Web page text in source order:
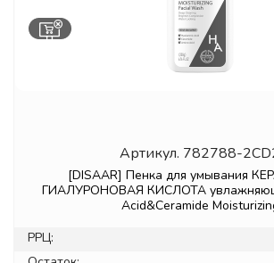
Артикул. 782788-
[DISAAR] Пенка для умывания
ГИАЛУРОНОВАЯ КИСЛОТА
Acid&Ceramide
РРЦ: